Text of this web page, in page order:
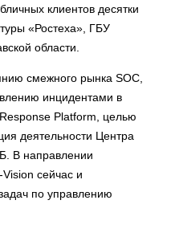
клиентов десятки
«Ростеха», ГБУ
области.
смежного рынка SOC,
инцидентами в
Platform, целью
деятельности Центра
В направлении
сейчас и
по управлению